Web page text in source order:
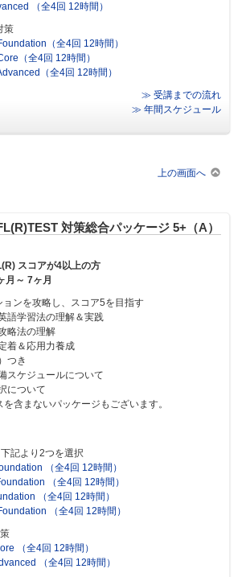
（全4回 12時間）
策
（全4回 12時間）
（全4回 12時間）
（全4回 12時間）
≫ 受講までの流れ
≫ 年間スケジュール
上の画面へ
対策総合パッケージ 5+（A）
スコアが4以上の方
月～ 7ヶ月
ョンを攻略し、スコア5を目指す
語学習法の理解＆実践
略法の理解
着＆応用力養成
つき
スケジュールについて
いて
含まないパッケージもございます。
記より2つを選択
（全4回 12時間）
（全4回 12時間）
（全4回 12時間）
（全4回 12時間）
（全4回 12時間）
（全4回 12時間）